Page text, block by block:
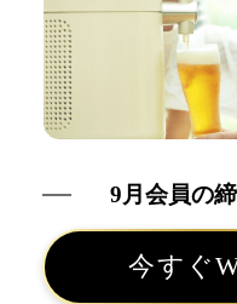
9月会員の
今すぐ